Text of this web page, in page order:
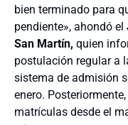
bien terminado para
pendiente», ahondó el
San Martín, quien
postulación regular a
sistema de admisión
enero.
matrículas desde el